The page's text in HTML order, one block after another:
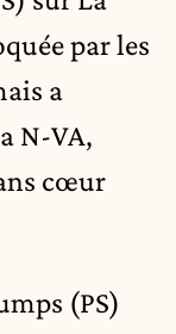
par les
a
N-VA,
cœur
(PS)